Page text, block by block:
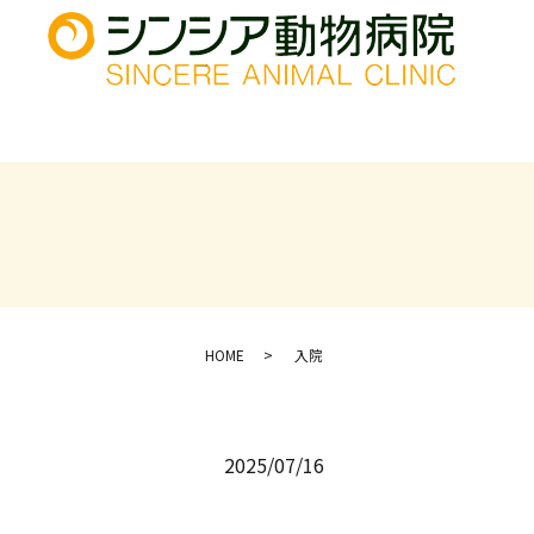
HOME 入院
2025/07/16